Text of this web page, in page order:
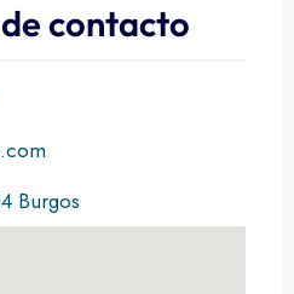
contacto
Burgos